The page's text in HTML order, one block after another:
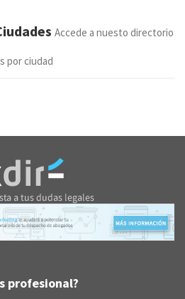
Accede a nuesto directorio
por ciudad
profesional?